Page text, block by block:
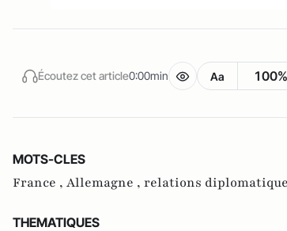
Écoutez cet article0:00min Aa 100%
MOTS-CLES
France , Allemagne , relations
THEMATIQUES